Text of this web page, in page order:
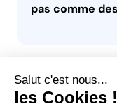
Salut c'est nous...
les Cookies !
pas comme
Partie 5 -